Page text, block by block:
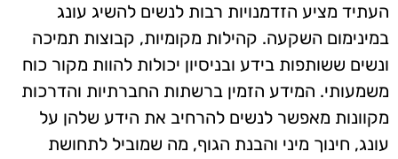
העתיד מציע הזדמנויות רבות לנשים להשיג עונג
במינימום השקעה. קהילות מקומיות, קבוצות תמיכה
ונשים ששותפות בידע ובניסיון יכולות להוות מקור כוח
משמעותי. המידע הזמין ברשתות החברתיות והדרכות
מקוונות מאפשר לנשים להרחיב את הידע שלהן על
עונג, חינוך מיני והבנת הגוף, מה שמוביל לתחושת